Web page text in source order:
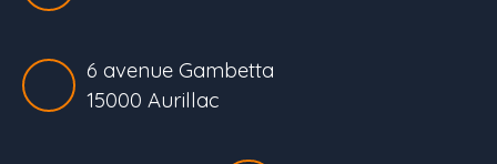
6 avenue Gambetta
15000 Aurillac